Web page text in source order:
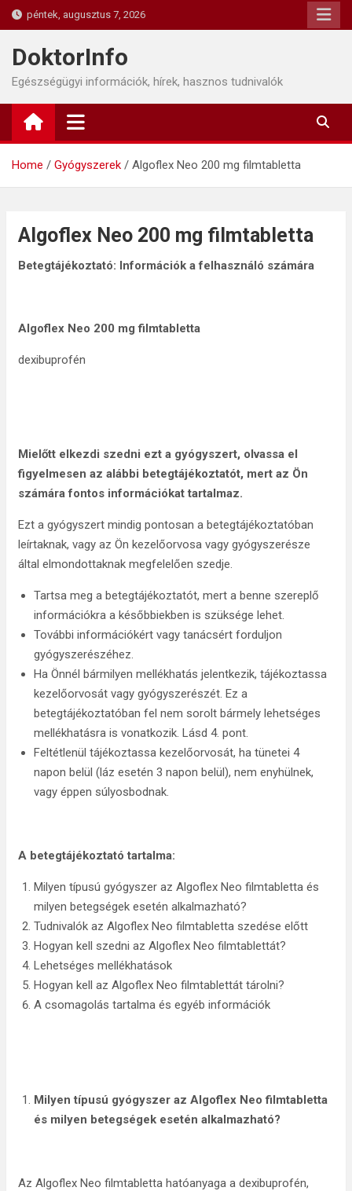
Skip
to
content
péntek, augusztus 7, 2026
DoktorInfo
Egészségügyi információk, hírek, hasznos tudnivalók
Home Gyógyszerek Algoflex Neo 200 mg filmtabletta
Algoflex Neo 200 mg filmtabletta
Betegtájékoztató: Információk a felhasználó számára
Algoflex Neo 200 mg filmtabletta
dexibuprofén
Mielőtt elkezdi szedni ezt a gyógyszert, olvassa el
figyelmesen az alábbi betegtájékoztatót, mert az Ön
számára fontos információkat tartalmaz.
Ezt a gyógyszert mindig pontosan a betegtájékoztatóban
leírtaknak, vagy az Ön kezelőorvosa vagy gyógyszerésze
által elmondottaknak megfelelően szedje.
Tartsa meg a betegtájékoztatót, mert a benne szereplő
információkra a későbbiekben is szüksége lehet.
További információkért vagy tanácsért forduljon
gyógyszerészéhez.
Ha Önnél bármilyen mellékhatás jelentkezik, tájékoztassa
kezelőorvosát vagy gyógyszerészét. Ez a
betegtájékoztatóban fel nem sorolt bármely lehetséges
mellékhatásra is vonatkozik. Lásd 4. pont.
Feltétlenül tájékoztassa kezelőorvosát, ha tünetei 4
napon belül (láz esetén 3 napon belül), nem enyhülnek,
vagy éppen súlyosbodnak.
A betegtájékoztató tartalma:
Milyen típusú gyógyszer az Algoflex Neo filmtabletta és
milyen betegségek esetén alkalmazható?
Tudnivalók az Algoflex Neo filmtabletta szedése előtt
Hogyan kell szedni az Algoflex Neo filmtablettát?
Lehetséges mellékhatások
Hogyan kell az Algoflex Neo filmtablettát tárolni?
A csomagolás tartalma és egyéb információk
Milyen típusú gyógyszer az Algoflex Neo filmtabletta
és milyen betegségek esetén alkalmazható?
Az Algoflex Neo filmtabletta hatóanyaga a dexibuprofén,